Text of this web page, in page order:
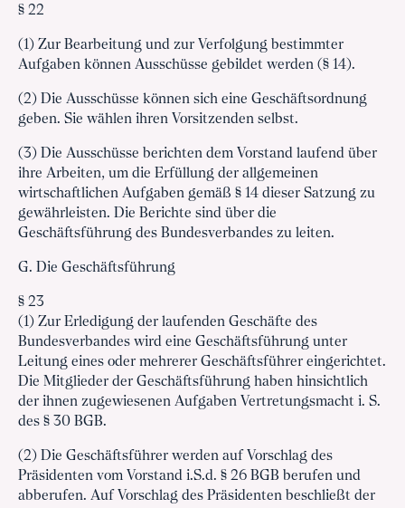
§ 22
(1) Zur Bearbeitung und zur Verfolgung bestimmter
Aufgaben können Ausschüsse gebildet werden (§ 14).
(2) Die Ausschüsse können sich eine Geschäftsordnung
geben. Sie wählen ihren Vorsitzenden selbst.
(3) Die Ausschüsse berichten dem Vorstand laufend über
ihre Arbeiten, um die Erfüllung der allgemeinen
wirtschaftlichen Aufgaben gemäß § 14 dieser Satzung zu
gewährleisten. Die Berichte sind über die
Geschäftsführung des Bundesverbandes zu leiten.
G. Die Geschäftsführung
§ 23
(1) Zur Erledigung der laufenden Geschäfte des
Bundesverbandes wird eine Geschäftsführung unter
Leitung eines oder mehrerer Geschäftsführer eingerichtet.
Die Mitglieder der Geschäftsführung haben hinsichtlich
der ihnen zugewiesenen Aufgaben Vertretungsmacht i. S.
des § 30 BGB.
(2) Die Geschäftsführer werden auf Vorschlag des
Präsidenten vom Vorstand i.S.d. § 26 BGB berufen und
abberufen. Auf Vorschlag des Präsidenten beschließt der